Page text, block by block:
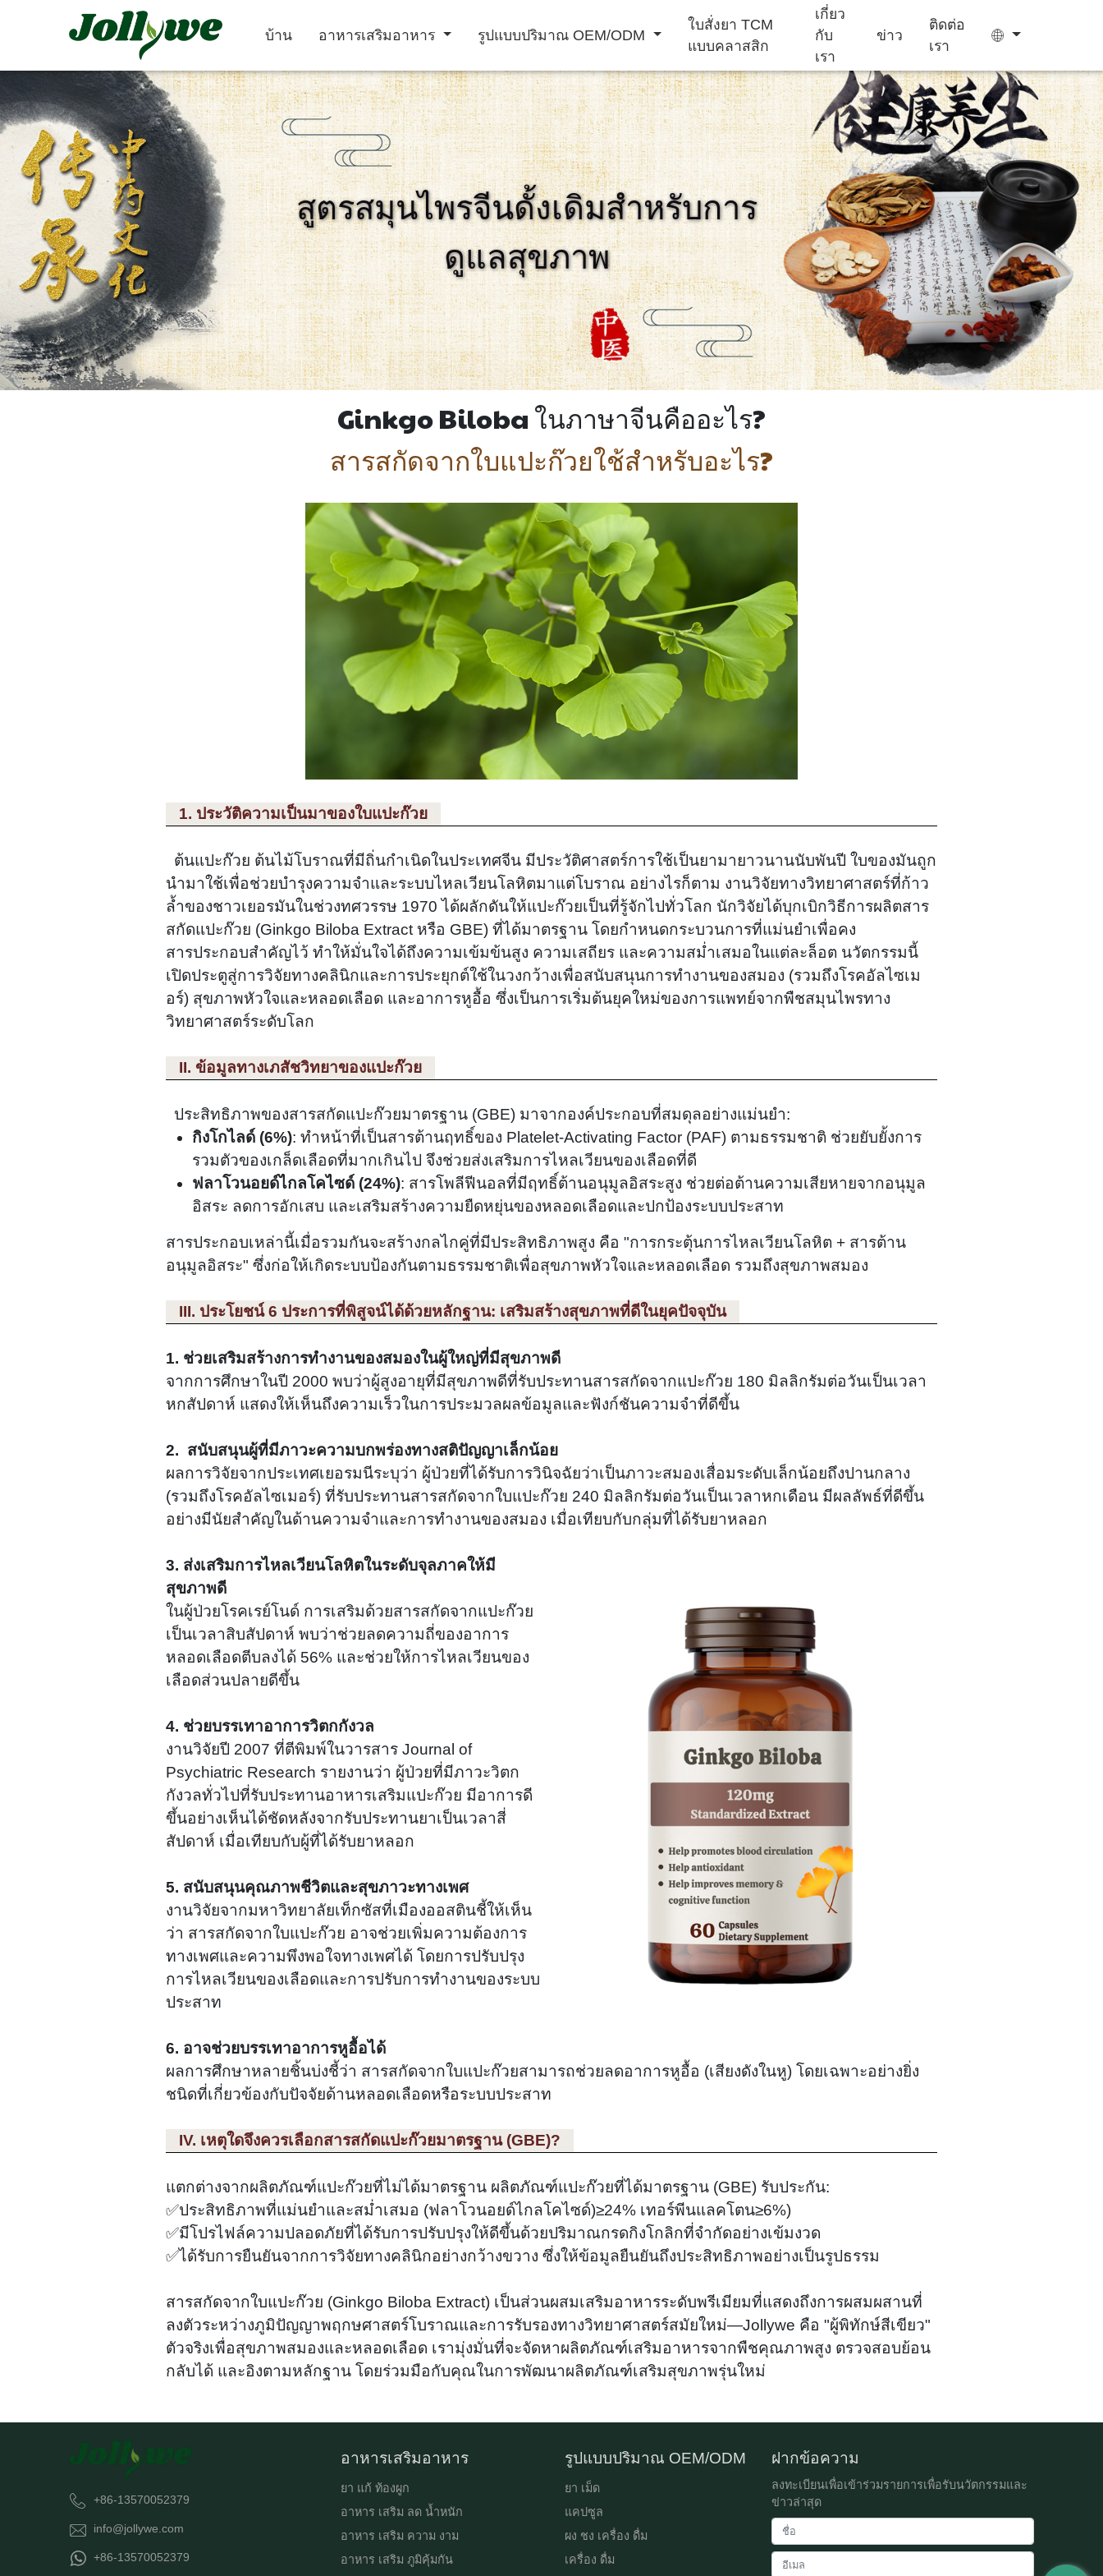
บ้าน อาหารเสริมอาหาร รูปแบบปริมาณ OEM/ODM
ใบสั่งยา TCM
แบบคลาสสิก
เกี่ยว
กับ
เรา
ข่าว
ติดต่อ
เรา
ยา แก้ ท้องผูก
อาหาร เสริม ลด น้ำ
หนัก
อาหาร เสริม ความ
งาม
อาหาร เสริม
ภูมิคุ้มกัน
ผลิตภัณฑ์ เสริม
สมรรถภาพ ชาย
การ ป้องกัน โรค
หัวใจ และ หลอด
เลือด
เครื่อง ช่วย นอน
หลับ
อาหาร เสริม
สำหรับ เด็ก
เค้ก Ejiao
ยา เม็ด แคปซูล ผง ชง เครื่อง ดื่ม เครื่อง ดื่ม ถุง ชา เยล ลี่
สูตรสมุนไพรจีนดั้งเดิมสำหรับการ
ดูแลสุขภาพ
Ginkgo Biloba ในภาษาจีนคืออะไร?
สารสกัดจากใบแปะก๊วยใช้สำหรับอะไร?
1. ประวัติความเป็นมาของใบแปะก๊วย
ต้นแปะก๊วย ต้นไม้โบราณที่มีถิ่นกำเนิดในประเทศจีน มีประวัติศาสตร์การใช้เป็นยามายาวนานนับพันปี ใบของมันถูก
นำมาใช้เพื่อช่วยบำรุงความจำและระบบไหลเวียนโลหิตมาแต่โบราณ อย่างไรก็ตาม งานวิจัยทางวิทยาศาสตร์ที่ก้าว
ล้ำของชาวเยอรมันในช่วงทศวรรษ 1970 ได้ผลักดันให้แปะก๊วยเป็นที่รู้จักไปทั่วโลก นักวิจัยได้บุกเบิกวิธีการผลิตสาร
สกัดแปะก๊วย (Ginkgo Biloba Extract หรือ GBE) ที่ได้มาตรฐาน โดยกำหนดกระบวนการที่แม่นยำเพื่อคง
สารประกอบสำคัญไว้ ทำให้มั่นใจได้ถึงความเข้มข้นสูง ความเสถียร และความสม่ำเสมอในแต่ละล็อต นวัตกรรมนี้
เปิดประตูสู่การวิจัยทางคลินิกและการประยุกต์ใช้ในวงกว้างเพื่อสนับสนุนการทำงานของสมอง (รวมถึงโรคอัลไซเม
อร์) สุขภาพหัวใจและหลอดเลือด และอาการหูอื้อ ซึ่งเป็นการเริ่มต้นยุคใหม่ของการแพทย์จากพืชสมุนไพรทาง
วิทยาศาสตร์ระดับโลก
II. ข้อมูลทางเภสัชวิทยาของแปะก๊วย
ประสิทธิภาพของสารสกัดแปะก๊วยมาตรฐาน (GBE) มาจากองค์ประกอบที่สมดุลอย่างแม่นยำ:
กิงโกไลด์ (6%): ทำหน้าที่เป็นสารต้านฤทธิ์ของ Platelet-Activating Factor (PAF) ตามธรรมชาติ ช่วยยับยั้งการ
รวมตัวของเกล็ดเลือดที่มากเกินไป จึงช่วยส่งเสริมการไหลเวียนของเลือดที่ดี
ฟลาโวนอยด์ไกลโคไซด์ (24%): สารโพลีฟีนอลที่มีฤทธิ์ต้านอนุมูลอิสระสูง ช่วยต่อต้านความเสียหายจากอนุมูล
อิสระ ลดการอักเสบ และเสริมสร้างความยืดหยุ่นของหลอดเลือดและปกป้องระบบประสาท
สารประกอบเหล่านี้เมื่อรวมกันจะสร้างกลไกคู่ที่มีประสิทธิภาพสูง คือ "การกระตุ้นการไหลเวียนโลหิต + สารต้าน
อนุมูลอิสระ" ซึ่งก่อให้เกิดระบบป้องกันตามธรรมชาติเพื่อสุขภาพหัวใจและหลอดเลือด รวมถึงสุขภาพสมอง
III. ประโยชน์ 6 ประการที่พิสูจน์ได้ด้วยหลักฐาน: เสริมสร้างสุขภาพที่ดีในยุคปัจจุบัน
1. ช่วยเสริมสร้างการทำงานของสมองในผู้ใหญ่ที่มีสุขภาพดี
จากการศึกษาในปี 2000 พบว่าผู้สูงอายุที่มีสุขภาพดีที่รับประทานสารสกัดจากแปะก๊วย 180 มิลลิกรัมต่อวันเป็นเวลา
หกสัปดาห์ แสดงให้เห็นถึงความเร็วในการประมวลผลข้อมูลและฟังก์ชันความจำที่ดีขึ้น
2. สนับสนุนผู้ที่มีภาวะความบกพร่องทางสติปัญญาเล็กน้อย
ผลการวิจัยจากประเทศเยอรมนีระบุว่า ผู้ป่วยที่ได้รับการวินิจฉัยว่าเป็นภาวะสมองเสื่อมระดับเล็กน้อยถึงปานกลาง
(รวมถึงโรคอัลไซเมอร์) ที่รับประทานสารสกัดจากใบแปะก๊วย 240 มิลลิกรัมต่อวันเป็นเวลาหกเดือน มีผลลัพธ์ที่ดีขึ้น
อย่างมีนัยสำคัญในด้านความจำและการทำงานของสมอง เมื่อเทียบกับกลุ่มที่ได้รับยาหลอก
3. ส่งเสริมการไหลเวียนโลหิตในระดับจุลภาคให้มี
สุขภาพดี
ในผู้ป่วยโรคเรย์โนด์ การเสริมด้วยสารสกัดจากแปะก๊วย
เป็นเวลาสิบสัปดาห์ พบว่าช่วยลดความถี่ของอาการ
หลอดเลือดตีบลงได้ 56% และช่วยให้การไหลเวียนของ
เลือดส่วนปลายดีขึ้น
4. ช่วยบรรเทาอาการวิตกกังวล
งานวิจัยปี 2007 ที่ตีพิมพ์ในวารสาร Journal of
Psychiatric Research รายงานว่า ผู้ป่วยที่มีภาวะวิตก
กังวลทั่วไปที่รับประทานอาหารเสริมแปะก๊วย มีอาการดี
ขึ้นอย่างเห็นได้ชัดหลังจากรับประทานยาเป็นเวลาสี่
สัปดาห์ เมื่อเทียบกับผู้ที่ได้รับยาหลอก
5. สนับสนุนคุณภาพชีวิตและสุขภาวะทางเพศ
งานวิจัยจากมหาวิทยาลัยเท็กซัสที่เมืองออสตินชี้ให้เห็น
ว่า สารสกัดจากใบแปะก๊วย อาจช่วยเพิ่มความต้องการ
ทางเพศและความพึงพอใจทางเพศได้ โดยการปรับปรุง
การไหลเวียนของเลือดและการปรับการทำงานของระบบ
ประสาท
6. อาจช่วยบรรเทาอาการหูอื้อได้
ผลการศึกษาหลายชิ้นบ่งชี้ว่า สารสกัดจากใบแปะก๊วยสามารถช่วยลดอาการหูอื้อ (เสียงดังในหู) โดยเฉพาะอย่างยิ่ง
ชนิดที่เกี่ยวข้องกับปัจจัยด้านหลอดเลือดหรือระบบประสาท
IV. เหตุใดจึงควรเลือกสารสกัดแปะก๊วยมาตรฐาน (GBE)?
แตกต่างจากผลิตภัณฑ์แปะก๊วยที่ไม่ได้มาตรฐาน ผลิตภัณฑ์แปะก๊วยที่ได้มาตรฐาน (GBE) รับประกัน:
✅ประสิทธิภาพที่แม่นยำและสม่ำเสมอ (ฟลาโวนอยด์ไกลโคไซด์)≥24% เทอร์พีนแลคโตน≥6%)
✅มีโปรไฟล์ความปลอดภัยที่ได้รับการปรับปรุงให้ดีขึ้นด้วยปริมาณกรดกิงโกลิกที่จำกัดอย่างเข้มงวด
✅ได้รับการยืนยันจากการวิจัยทางคลินิกอย่างกว้างขวาง ซึ่งให้ข้อมูลยืนยันถึงประสิทธิภาพอย่างเป็นรูปธรรม
สารสกัดจากใบแปะก๊วย (Ginkgo Biloba Extract) เป็นส่วนผสมเสริมอาหารระดับพรีเมียมที่แสดงถึงการผสมผสานที่
ลงตัวระหว่างภูมิปัญญาพฤกษศาสตร์โบราณและการรับรองทางวิทยาศาสตร์สมัยใหม่—Jollywe คือ "ผู้พิทักษ์สีเขียว"
ตัวจริงเพื่อสุขภาพสมองและหลอดเลือด เรามุ่งมั่นที่จะจัดหาผลิตภัณฑ์เสริมอาหารจากพืชคุณภาพสูง ตรวจสอบย้อน
กลับได้ และอิงตามหลักฐาน โดยร่วมมือกับคุณในการพัฒนาผลิตภัณฑ์เสริมสุขภาพรุ่นใหม่
+86-13570052379
info@jollywe.com
+86-13570052379
อาหารเสริมอาหาร
ยา แก้ ท้องผูก
อาหาร เสริม ลด น้ำหนัก
อาหาร เสริม ความ งาม
อาหาร เสริม ภูมิคุ้มกัน
รูปแบบปริมาณ OEM/ODM
ยา เม็ด
แคปซูล
ผง ชง เครื่อง ดื่ม
เครื่อง ดื่ม
ฝากข้อความ
ลงทะเบียนเพื่อเข้าร่วมรายการเพื่อรับนวัตกรรมและ
ข่าวล่าสุด